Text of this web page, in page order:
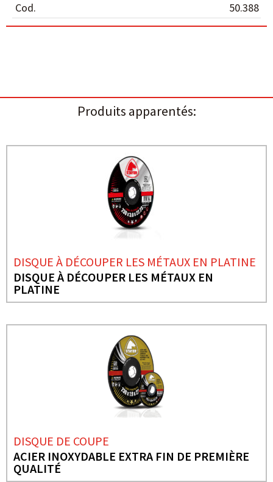
Cod. 50.388
Produits apparentés:
DISQUE À DÉCOUPER LES MÉTAUX EN PLATINE
DISQUE À DÉCOUPER LES MÉTAUX EN
PLATINE
DISQUE DE COUPE
ACIER INOXYDABLE EXTRA FIN DE PREMIÈRE
QUALITÉ